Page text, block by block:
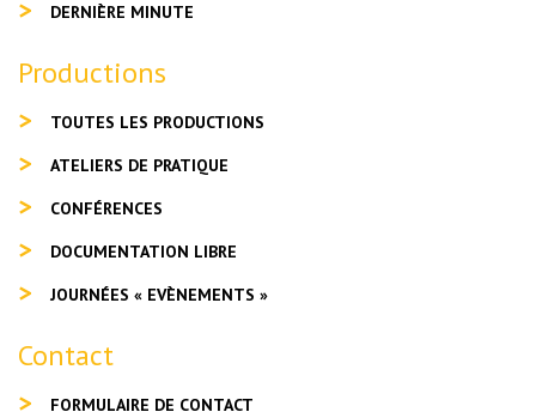
DERNIÈRE MINUTE
Productions
TOUTES LES PRODUCTIONS
ATELIERS DE PRATIQUE
CONFÉRENCES
DOCUMENTATION LIBRE
JOURNÉES « EVÈNEMENTS »
Contact
FORMULAIRE DE CONTACT